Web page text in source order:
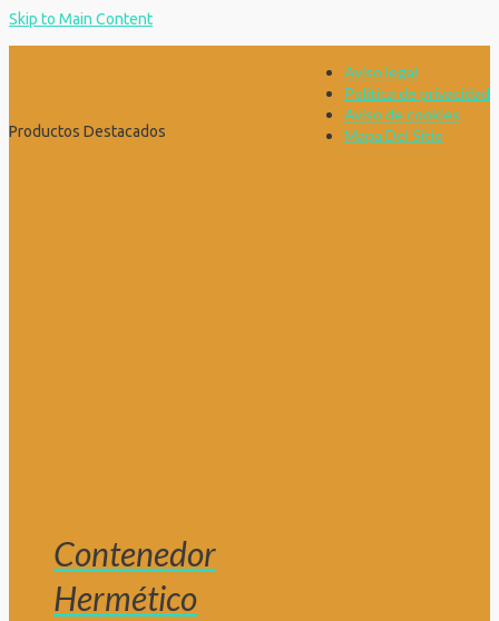
Skip to Main Content
Aviso legal
Política de privacidad
Aviso de cookies
Mapa Del Sitio
Productos Destacados
Contenedor
Hermético